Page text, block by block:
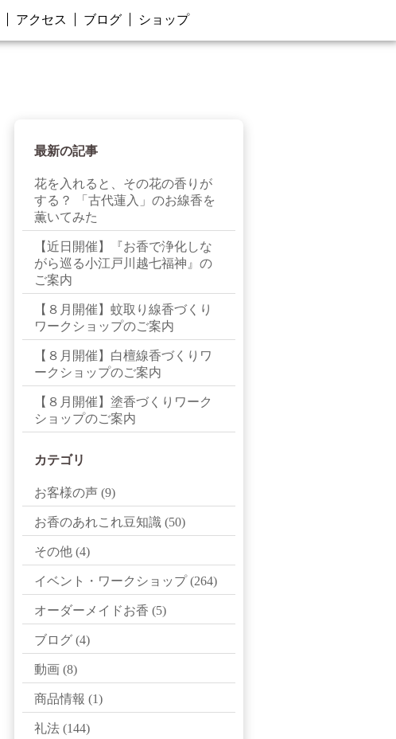
アクセス ブログ ショップ
最新の記事
花を入れると、その花の香りが
する？ 「古代蓮入」のお線香を
薫いてみた
【近日開催】『お香で浄化しな
がら巡る小江戸川越七福神』の
ご案内
【８月開催】蚊取り線香づくり
ワークショップのご案内
【８月開催】白檀線香づくりワ
ークショップのご案内
【８月開催】塗香づくりワーク
ショップのご案内
カテゴリ
お客様の声 (9)
お香のあれこれ豆知識 (50)
その他 (4)
イベント・ワークショップ(264)
オーダーメイドお香 (5)
ブログ (4)
動画 (8)
商品情報 (1)
礼法 (144)